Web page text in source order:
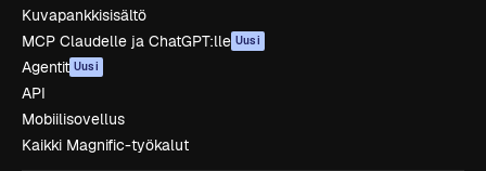
Kuvapankkisisältö
MCP Claudelle ja ChatGPT:lle Uusi
Agentit Uusi
API
Mobiilisovellus
Kaikki Magnific-työkalut